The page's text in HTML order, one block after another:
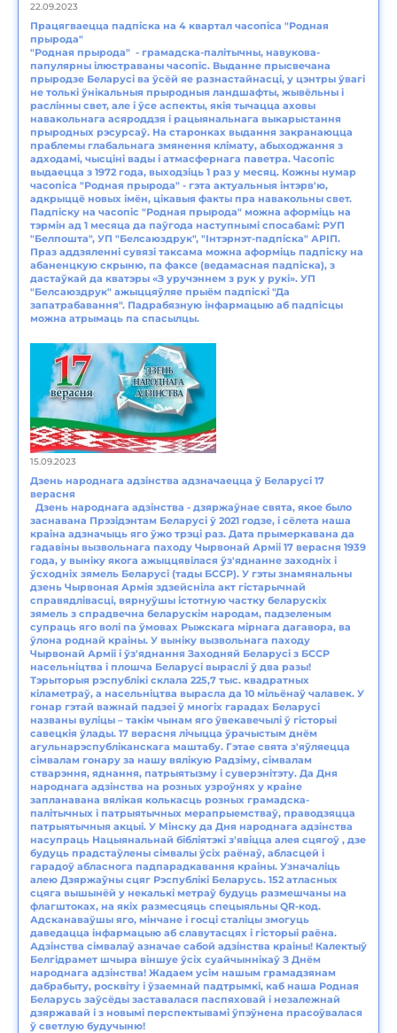
22.09.2023
Працягваецца падпіска на 4 квартал часопіса "Родная
прырода"
"Родная прырода" - грамадска-палітычны, навукова-
папулярны ілюстраваны часопіс. Выданне прысвечана
прыродзе Беларусі ва ўсёй яе разнастайнасці, у цэнтры ўвагі
не толькі ўнікальныя прыродныя ландшафты, жывёльны і
раслінны свет, але і ўсе аспекты, якія тычацца аховы
навакольнага асяроддзя і рацыянальнага выкарыстання
прыродных рэсурсаў. На старонках выдання закранаюцца
праблемы глабальнага змянення клімату, абыходжання з
адходамі, чысціні вады і атмасфернага паветра. Часопіс
выдаецца з 1972 года, выходзіць 1 раз у месяц. Кожны нумар
часопіса "Родная прырода" - гэта актуальныя інтэрв'ю,
адкрыццё новых імён, цікавыя факты пра навакольны свет.
Падпіску на часопіс "Родная прырода" можна аформіць на
тэрмін ад 1 месяца да паўгода наступнымі спосабамі: РУП
"Белпошта", УП "Белсаюздрук", "Інтэрнэт-падпіска" АРІП.
Праз аддзяленні сувязі таксама можна аформіць падпіску на
абаненцкую скрыню, па факсе (ведамасная падпіска), з
дастаўкай да кватэры «З уручэннем з рук у рукі». УП
"Белсаюздрук" ажыццяўляе прыём падпіскі "Да
запатрабавання". Падрабязную інфармацыю аб падпісцы
можна атрымаць па спасылцы.
15.09.2023
Дзень народнага адзінства адзначаецца ў Беларусі 17
верасня
Дзень народнага адзінства - дзяржаўнае свята, якое было
заснавана Прэзідэнтам Беларусі ў 2021 годзе, і сёлета наша
краіна адзначыць яго ўжо трэці раз. Дата прымеркавана да
гадавіны вызвольнага паходу Чырвонай Арміі 17 верасня 1939
года, у выніку якога ажыццявілася ўз'яднанне заходніх і
ўсходніх зямель Беларусі (тады БССР). У гэты знамянальны
дзень Чырвоная Армія здзейсніла акт гістарычнай
справядлівасці, вярнуўшы істотную частку беларускіх
зямель з спрадвечна беларускім народам, падзеленым
супраць яго волі па ўмовах Рыжскага мірнага дагавора, ва
ўлона роднай краіны. У выніку вызвольнага паходу
Чырвонай Арміі і ўз'яднання Заходняй Беларусі з БССР
насельніцтва і плошча Беларусі выраслі ў два разы!
Тэрыторыя рэспублікі склала 225,7 тыс. квадратных
кіламетраў, а насельніцтва вырасла да 10 мільёнаў чалавек. У
гонар гэтай важнай падзеі ў многіх гарадах Беларусі
названы вуліцы – такім чынам яго ўвекавечылі ў гісторыі
савецкія ўлады. 17 верасня лічыцца ўрачыстым днём
агульнарэспубліканскага маштабу. Гэтае свята з'яўляецца
сімвалам гонару за нашу вялікую Радзіму, сімвалам
стварэння, яднання, патрыятызму і суверэнітэту. Да Дня
народнага адзінства на розных узроўнях у краіне
запланавана вялікая колькасць розных грамадска-
палітычных і патрыятычных мерапрыемстваў, праводзяцца
патрыятычныя акцыі. У Мінску да Дня народнага адзінства
насупраць Нацыянальнай бібліятэкі з'явіцца алея сцягоў , дзе
будуць прадстаўлены сімвалы ўсіх раёнаў, абласцей і
гарадоў абласнога падпарадкавання краіны. Узначаліць
алею Дзяржаўны сцяг Рэспублікі Беларусь. 152 атласных
сцяга вышынёй у некалькі метраў будуць размешчаны на
флагштоках, на якіх размесцяць спецыяльны QR-код.
Адсканаваўшы яго, мінчане і госці сталіцы змогуць
даведацца інфармацыю аб славутасцях і гісторыі раёна.
Адзінства сімвалаў азначае сабой адзінства краіны! Калектыў
Белгідрамет шчыра віншуе ўсіх суайчыннікаў З Днём
народнага адзінства! Жадаем усім нашым грамадзянам
дабрабыту, росквіту і ўзаемнай падтрымкі, каб наша Родная
Беларусь заўсёды заставалася паспяховай і незалежнай
дзяржавай і з новымі перспектывамі ўпэўнена прасоўвалася
ў светлую будучыню!